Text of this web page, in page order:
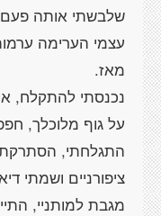
שלבשתי אותה פעם
עצמי הערימה
נכנסתי להתקלח,
על גוף מלוכלך,
התגלחתי,
ציפורניים ושמתי
מגבת למותניי,